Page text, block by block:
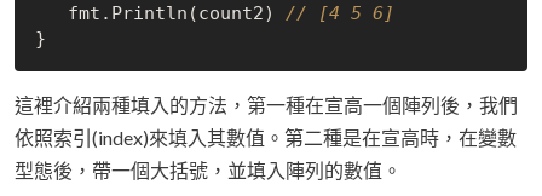
   fmt.Println(count2)
// [4 5 6]
這裡介紹兩種填入的方法，第一種在宣高一個陣列後，我們
依照索引(index)來填入其數值。第二種是在宣高時，在變數
型態後，帶一個大括號，並填入陣列的數值。